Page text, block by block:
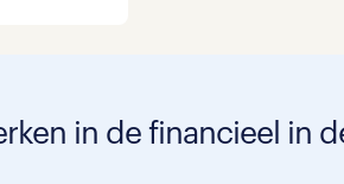
in de financieel in